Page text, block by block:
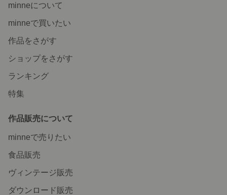
minneについて
minneで買いたい
作品をさがす
ショップをさがす
ランキング
特集
作品販売について
minneで売りたい
食品販売
ヴィンテージ販売
ダウンロード販売